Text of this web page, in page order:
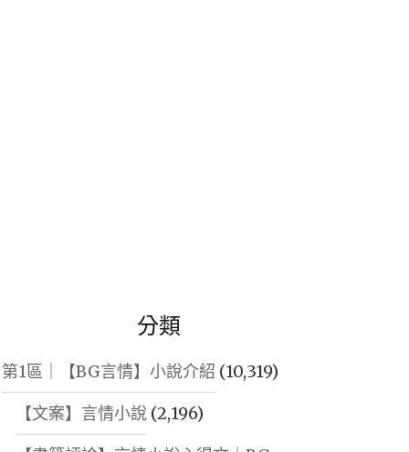
分類
第1區｜【BG言情】小說介紹 (10,319)
【文案】言情小說(2,196)